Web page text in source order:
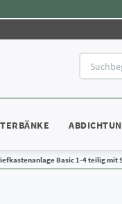
Basic 1-4 teilig mit